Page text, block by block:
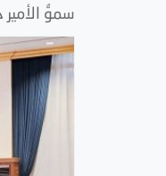
سموُّ الأمير حسام